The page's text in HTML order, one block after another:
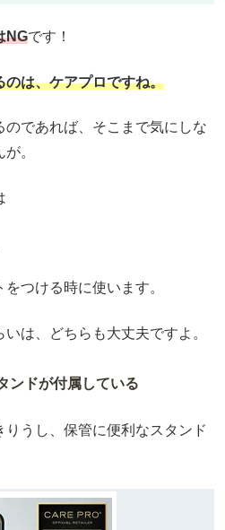
NGです！
のは、ケアプロですね。
であれば、そこまで気にしな
。
つける時に使います。
は、どちらも大丈夫ですよ。
ンドが付属している
うし、保管に便利なスタンド